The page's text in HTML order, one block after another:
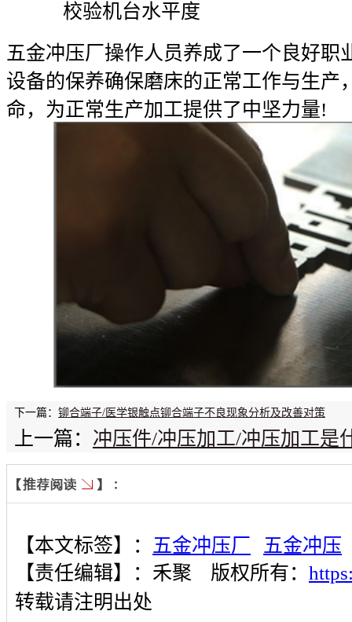
校验机台水平度
五金冲压厂操作人员养成了一个良好职
设备的保养确保磨床的正常工作与生产
命，为正常生产加工提供了中坚力量!
下一篇： 铆合端子/医学银触点铆合端子不良现象分析及改善对策
上一篇： 冲压件/冲压加工/冲压加工是
【本文标签】： 五金冲压厂
五金冲压
【责任编辑】： 禾聚 版权所有：
转载请注明出处